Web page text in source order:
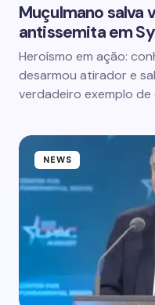
Muçulmano salva
antissemita em
Heroísmo em ação:
desarmou atirador e
verdadeiro exemplo de
NEWS